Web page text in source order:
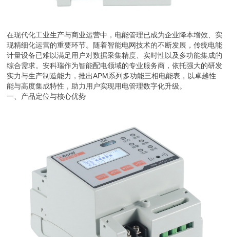
在现代化工业生产与商业运营中，电能管理已成为企业降本增效、实
现精细化运营的重要环节。随着智能电网技术的不断发展，传统电能
计量设备已难以满足用户对数据采集精度、实时性以及多功能集成的
综合需求。安科瑞作为智能配电领域的专业服务商，依托强大的研发
实力与生产制造能力，推出APM系列多功能三相电能表，以卓越性
能与高度集成特性，助力用户实现用电管理数字化升级。
一、产品定位与核心优势